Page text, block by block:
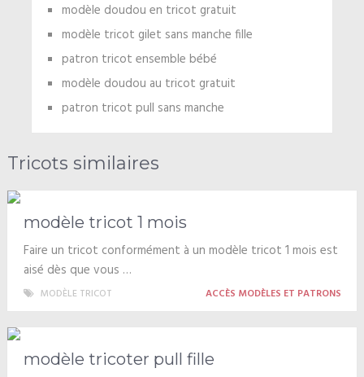
modèle doudou en tricot gratuit
modèle tricot gilet sans manche fille
patron tricot ensemble bébé
modèle doudou au tricot gratuit
patron tricot pull sans manche
Tricots similaires
modèle tricot 1 mois
Faire un tricot conformément à un modèle tricot 1 mois est
aisé dès que vous …
MODÈLE TRICOT ACCÈS MODÈLES ET PATRONS
modèle tricoter pull fille